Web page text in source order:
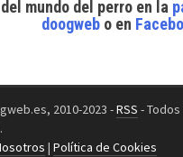
mundo del perroen la
doogweb o en
2010-2023 -RSS -
| Política de Cookies